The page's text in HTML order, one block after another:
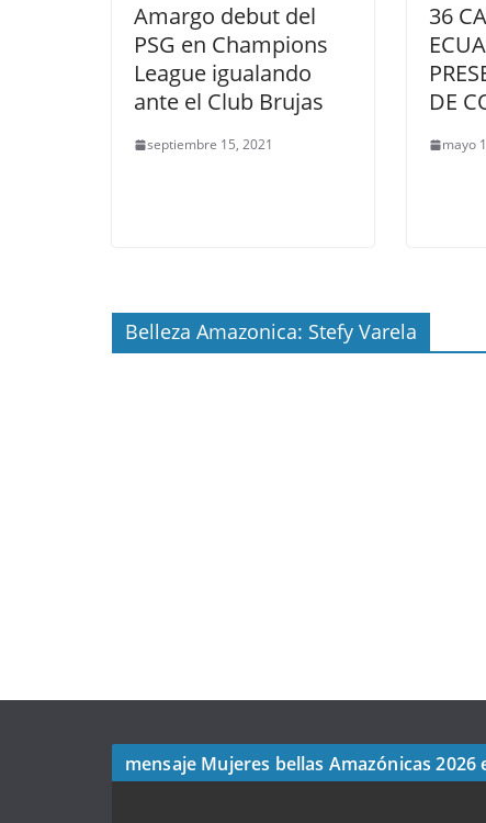
Amargo debut del
PSG en Champions
League igualando
ante el Club Brujas
septiembre 15, 2021
36
DE
mayo
Belleza Amazonica: Stefy Varela
mensaje Mujeres bellas Amazónicas 2026